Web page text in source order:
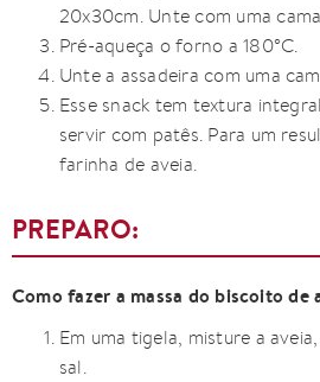
20x30cm. Unte com uma
Pré-aqueça o forno a 180°C.
Unte a assadeira com uma
Esse snack tem textura
servir com patês. Para um
farinha de aveia.
PREPARO:
Como fazer a massa do biscoito de
Em uma tigela, misture a
sal.